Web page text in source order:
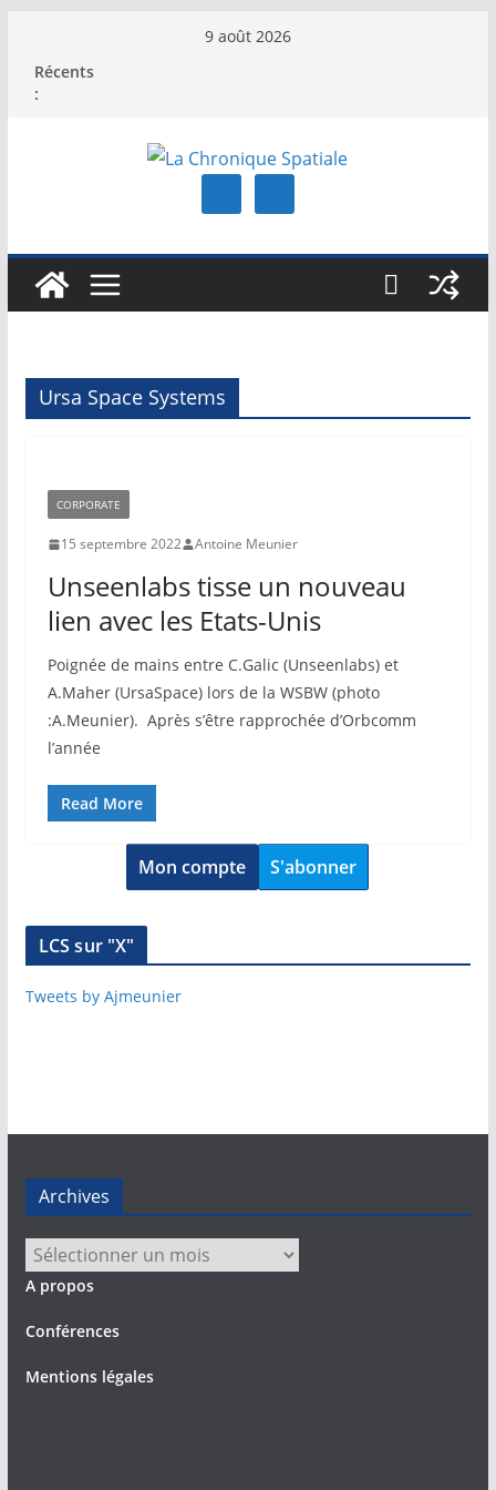
contenu
9 août 2026
Récents
:
Ursa Space Systems
CORPORATE
15 septembre 2022 Antoine Meunier
Unseenlabs tisse un nouveau
lien avec les Etats-Unis
Poignée de mains entre C.Galic (Unseenlabs) et
A.Maher (UrsaSpace) lors de la WSBW (photo
:A.Meunier). Après s’être rapprochée d’Orbcomm
l’année
Read More
Mon compte S'abonner
LCS sur "X"
Tweets by Ajmeunier
Archives
Archives
A propos
Conférences
Mentions légales